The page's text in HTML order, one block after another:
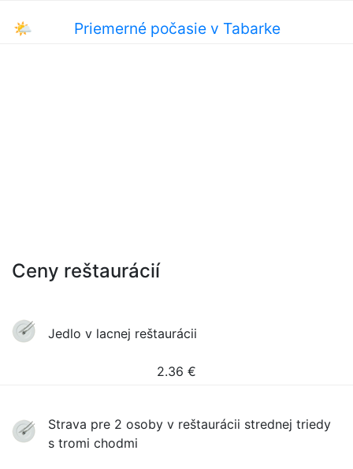
🌤 Priemerné počasie v Tabarke
Ceny reštaurácií
Jedlo v lacnej reštaurácii
2.36 €
Strava pre 2 osoby v reštaurácii strednej triedy
s tromi chodmi